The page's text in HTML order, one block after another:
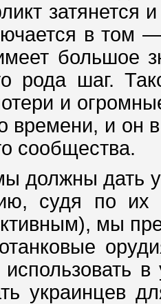
затянется
в том
большое
рода шаг.
и
времени, и он
сообщества.
должны дать
судя по
мы
украинцев